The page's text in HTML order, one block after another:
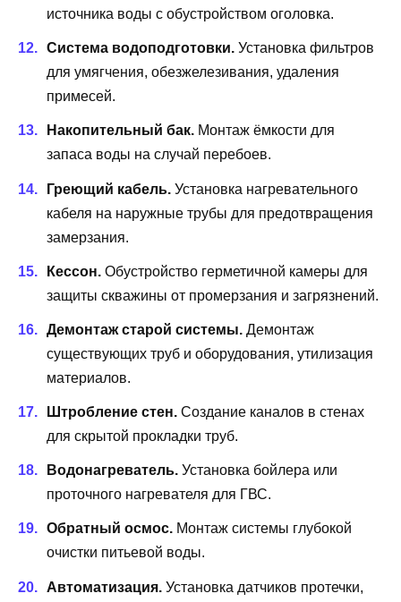
источника воды с обустройством оголовка.
Система водоподготовки. Установка фильтров
для умягчения, обезжелезивания, удаления
примесей.
Накопительный бак. Монтаж ёмкости для
запаса воды на случай перебоев.
Греющий кабель. Установка нагревательного
кабеля на наружные трубы для предотвращения
замерзания.
Кессон. Обустройство герметичной камеры для
защиты скважины от промерзания и загрязнений.
Демонтаж старой системы. Демонтаж
существующих труб и оборудования, утилизация
материалов.
Штробление стен. Создание каналов в стенах
для скрытой прокладки труб.
Водонагреватель. Установка бойлера или
проточного нагревателя для ГВС.
Обратный осмос. Монтаж системы глубокой
очистки питьевой воды.
Автоматизация. Установка датчиков протечки,